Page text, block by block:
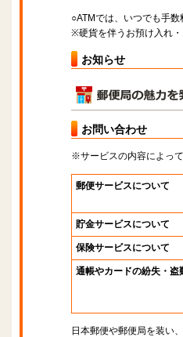
○ATMでは、いつでも手
※硬貨を伴うお預け入れ
お知らせ
お問い合わせ
※サービスの内容によっ
郵便サービスについて
貯金サービスについて
保険サービスについて
通帳やカードの紛失・盗
日本郵便や郵便局を装い